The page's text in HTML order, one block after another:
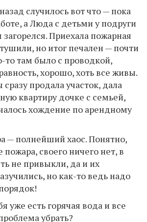
случилось вот что — пока
а Люда с детьми у подруги
загорелся. Приехала пожарная
но итог печален — почти
то там было с проводкой,
хорошо, хоть все живы.
продала участок, дала
квартиру дочке с семьей,
хождение по арендному
— полнейший хаос. Понятно,
пожара, своего ничего нет, в
не привыкли, да и их
но как-то ведь надо
уже есть горячая вода и все
убрать?